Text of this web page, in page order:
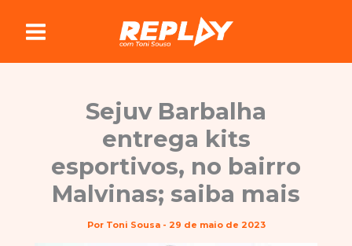
conteúdo
Sejuv Barbalha
entrega kits
esportivos, no bairro
Malvinas; saiba mais
Por Toni Sousa - 29 de maio de 2023